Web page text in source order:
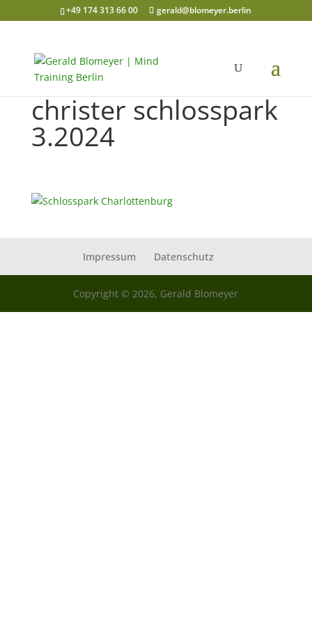
+49 174 313 66 00 gerald@blomeyer.berlin
christer schlosspark
3.2024
Impressum Datenschutz
Copyright © 2026, Gerald Blomeyer